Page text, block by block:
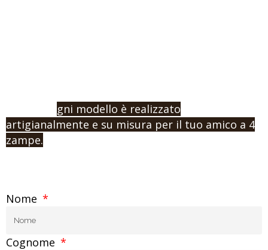
gni modello è realizzato
artigianalmente e su misura per il tuo amico a 4
zampe.
Nome
Cognome